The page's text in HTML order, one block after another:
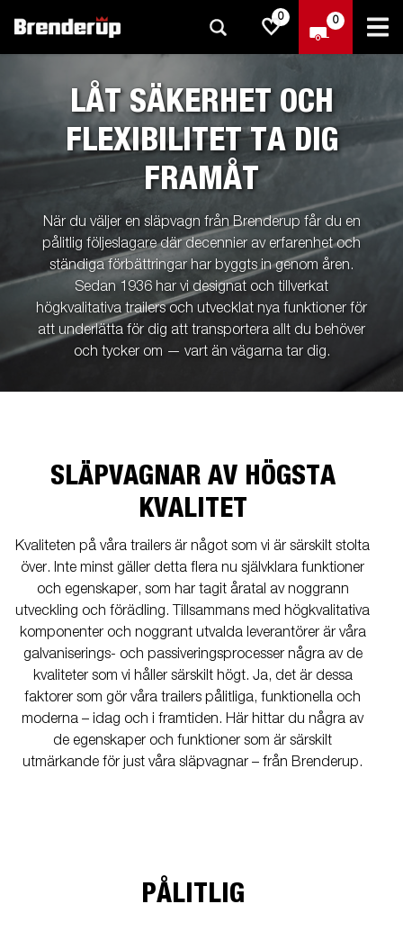
0 0
LÅT SÄKERHET OCH
FLEXIBILITET TA DIG
FRAMÅT
När du väljer en släpvagn från Brenderup får du en
pålitlig följeslagare där decennier av erfarenhet och
ständiga förbättringar har byggts in genom åren.
Sedan 1936 har vi designat och tillverkat
högkvalitativa trailers och utvecklat nya funktioner för
att underlätta för dig att transportera allt du behöver
och tycker om — vart än vägarna tar dig.
SLÄPVAGNAR AV HÖGSTA
KVALITET
Kvaliteten på våra trailers är något som vi är särskilt stolta
över. Inte minst gäller detta flera nu självklara funktioner
och egenskaper, som har tagit åratal av noggrann
utveckling och förädling. Tillsammans med högkvalitativa
komponenter och noggrant utvalda leverantörer är våra
galvaniserings- och passiveringsprocesser några av de
kvaliteter som vi håller särskilt högt. Ja, det är dessa
faktorer som gör våra trailers pålitliga, funktionella och
moderna – idag och i framtiden. Här hittar du några av
de egenskaper och funktioner som är särskilt
utmärkande för just våra släpvagnar – från Brenderup.
PÅLITLIG